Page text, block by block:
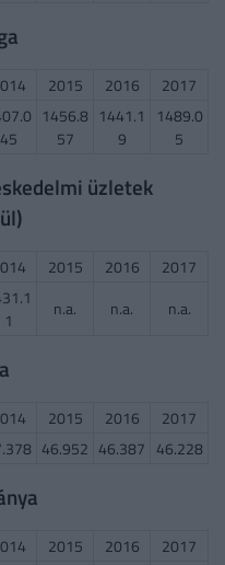
2015 2016
2017
45
1456.8
57
1441.1
9
1489.0
5
üzletek
2015 2016
2017
1
n.a. n.a. n.a.
2015 2016
2017
46.952 46.387 46.228
2015 2016
2017